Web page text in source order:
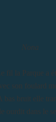
Nona
fil la Parque a
son foulard
A bas bruit elle
ourdit dans le